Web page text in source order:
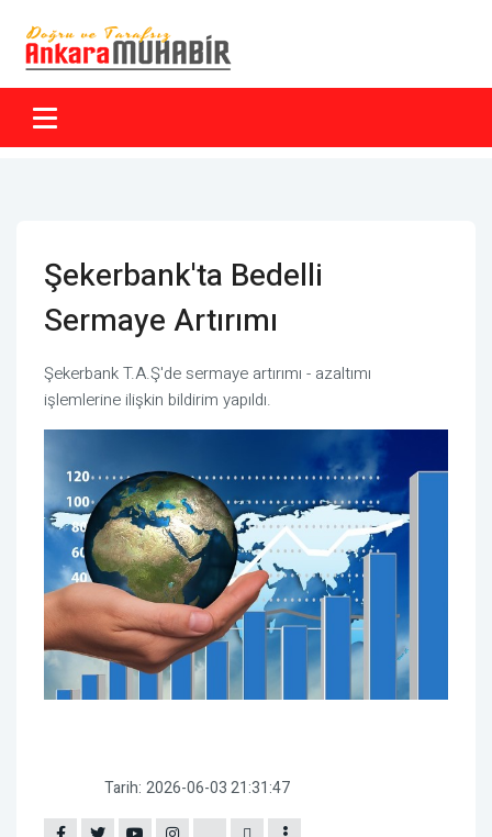
Şekerbank'ta Bedelli
Sermaye Artırımı
Şekerbank T.A.Ş'de sermaye artırımı - azaltımı
işlemlerine ilişkin bildirim yapıldı.
Tarih: 2026-06-03 21:31:47